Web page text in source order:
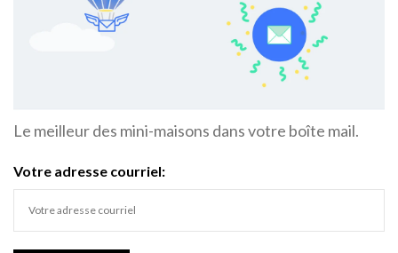
Le meilleur des mini-maisons dans votre boîte mail.
Votre adresse courriel: